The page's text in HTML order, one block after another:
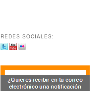
REDES SOCIALES: